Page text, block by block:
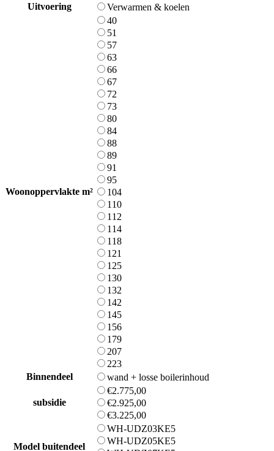
Uitvoering
Verwarmen & koelen
Woonoppervlakte m²
40
51
57
63
66
67
72
73
80
84
88
89
91
95
104
110
112
114
118
121
125
130
132
142
145
156
179
207
223
Binnendeel
wand + losse boilerinhoud
subsidie
€2.775,00
€2.925,00
€3.225,00
Model buitendeel
WH-UDZ03KE5
WH-UDZ05KE5